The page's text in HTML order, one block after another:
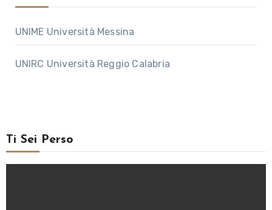
UNIME Università Messina
UNIRC Università Reggio Calabria
Ti Sei Perso